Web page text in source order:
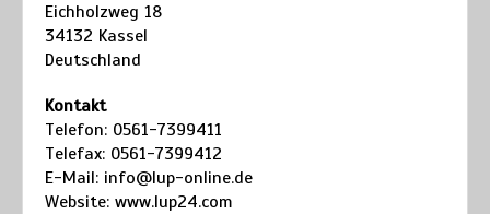
Eichholzweg 18
34132 Kassel
Deutschland
Kontakt
Telefon: 0561-7399411
Telefax: 0561-7399412
E-Mail: info@lup-online.de
Website: www.lup24.com